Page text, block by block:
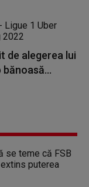
de alegerea lui